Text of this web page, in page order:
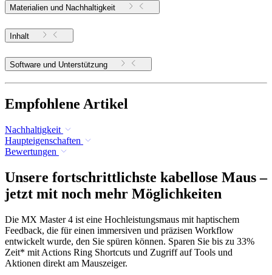
Materialien und Nachhaltigkeit
Inhalt
Software und Unterstützung
Empfohlene Artikel
Nachhaltigkeit
Haupteigenschaften
Bewertungen
Unsere fortschrittlichste kabellose Maus –
jetzt mit noch mehr Möglichkeiten
Die MX Master 4 ist eine Hochleistungsmaus mit haptischem
Feedback, die für einen immersiven und präzisen Workflow
entwickelt wurde, den Sie spüren können. Sparen Sie bis zu 33%
Zeit* mit Actions Ring Shortcuts und Zugriff auf Tools und
Aktionen direkt am Mauszeiger.